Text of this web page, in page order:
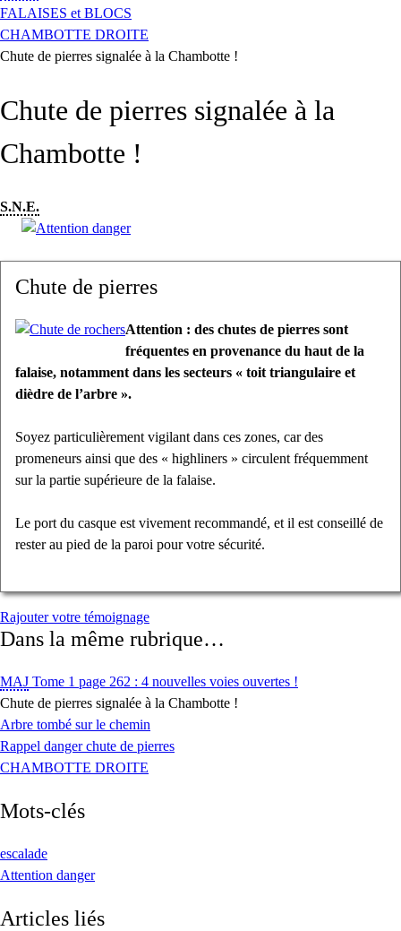
FALAISES et BLOCS
CHAMBOTTE DROITE
Chute de pierres signalée à la Chambotte !
Chute de pierres signalée à la
Chambotte !
S.N.E.
Chute de pierres
Attention : des chutes de pierres sont
fréquentes en provenance du haut de la
falaise, notamment dans les secteurs « toit triangulaire et
dièdre de l’arbre ».
Soyez particulièrement vigilant dans ces zones, car des
promeneurs ainsi que des « highliners » circulent fréquemment
sur la partie supérieure de la falaise.
Le port du casque est vivement recommandé, et il est conseillé de
rester au pied de la paroi pour votre sécurité.
Rajouter votre témoignage
Dans la même rubrique…
MAJ Tome 1 page 262 : 4 nouvelles voies ouvertes !
Chute de pierres signalée à la Chambotte !
Arbre tombé sur le chemin
Rappel danger chute de pierres
CHAMBOTTE DROITE
Mots-clés
escalade
Attention danger
Articles liés